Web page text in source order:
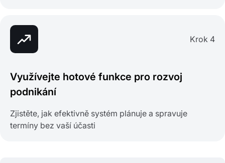
Krok 4
Využívejte hotové funkce pro rozvoj
podnikání
Zjistěte, jak efektivně systém plánuje a spravuje
termíny bez vaší účasti